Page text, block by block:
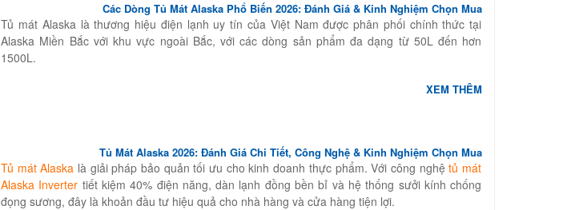
Các Dòng Tủ Mát Alaska Phổ Biến 2026: Đánh Giá & Kinh Nghiệm Chọn Mua
Tủ mát Alaska là thương hiệu điện lạnh uy tín của Việt Nam được phân phối chính thức tại
Alaska Miền Bắc với khu vực ngoài Bắc, với các dòng sản phẩm đa dạng từ 50L đến hơn
1500L.
XEM THÊM
Tủ Mát Alaska 2026: Đánh Giá Chi Tiết, Công Nghệ & Kinh Nghiệm Chọn Mua
Tủ mát Alaska là giải pháp bảo quản tối ưu cho kinh doanh thực phẩm. Với công nghệtủ mát
Alaska Inverter tiết kiệm 40% điện năng, dàn lạnh đồng bền bỉ và hệ thống sưởi kính chống
đọng sương, đây là khoản đầu tư hiệu quả cho nhà hàng và cửa hàng tiện lợi.